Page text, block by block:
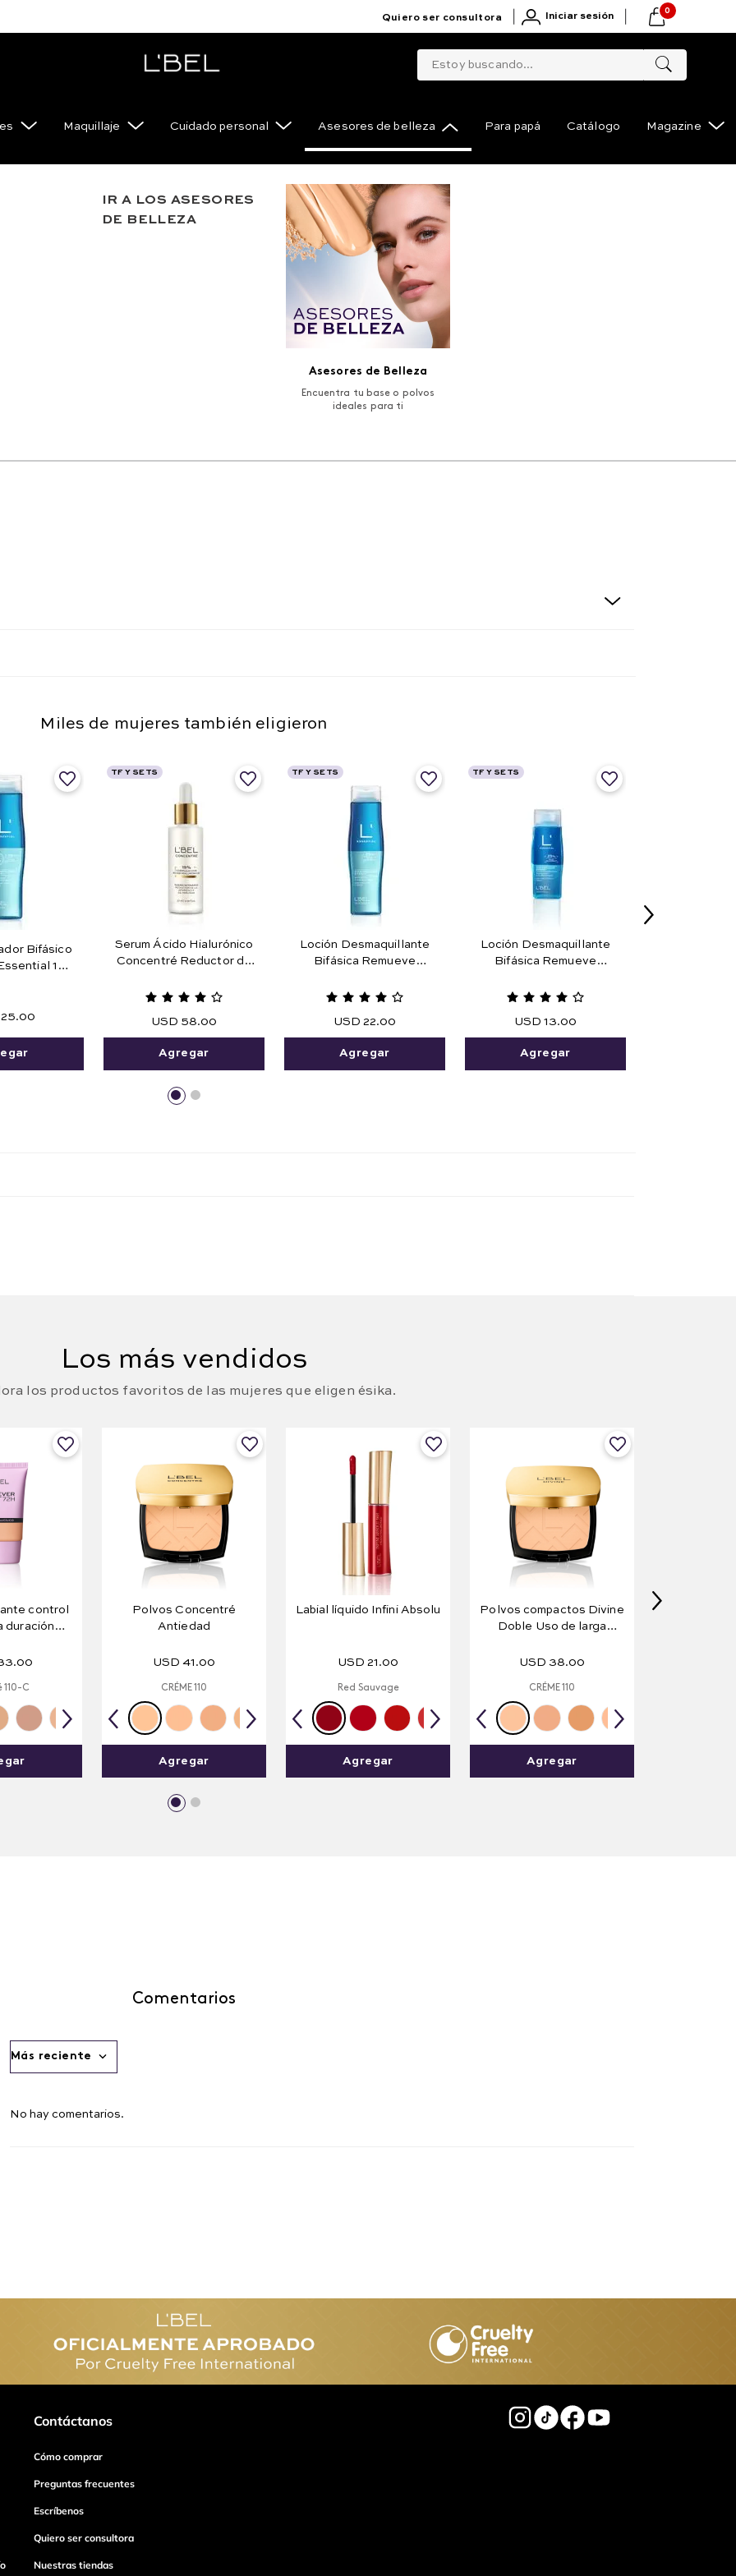
Quiero ser consultora Iniciar sesión
0
Estoy buscando...
Maquillaje Cuidado personal Asesores de belleza
IR A LOS ASESORES
DE BELLEZA
Asesores de Belleza
Encuentra tu base o polvos
ideales para ti
Para papá Catálogo Magazine
Reloj Blue Suit
Razones para amarlo
Es un reloj con correa de cuero y sunray azul oscuro
Miles de mujeres también eligieron
Bifásico
180
25.00
TF Y SETS
Serum Ácido Hialurónico
Concentré Reductor de
USD 58.00
Agregar
TF Y SETS
Loción Desmaquillante
Bifásica Remueve
Agua 125 ml
USD 22.00
Agregar
TF Y SETS
Loción Desmaquillante
Bifásica Remueve
Agua 45 ml.
USD 13.00
Agregar
Los más vendidos
los productos favoritos de las mujeres que eligen ésika.
control
duración
.00
110-C
Polvos Concentré
Antiedad
USD 41 .00
CRÉME 110
Agregar
Labial líquido Infini Absolu
USD 21 .00
Red Sauvage
Agregar
Polvos compactos Divine
Doble Uso de larga
USD 38.00
CRÉME 110
Agregar
Comentarios
Más reciente
No hay comentarios.
Contáctanos
Cómo comprar
Preguntas frecuentes
Escríbenos
Quiero ser consultora
Nuestras tiendas